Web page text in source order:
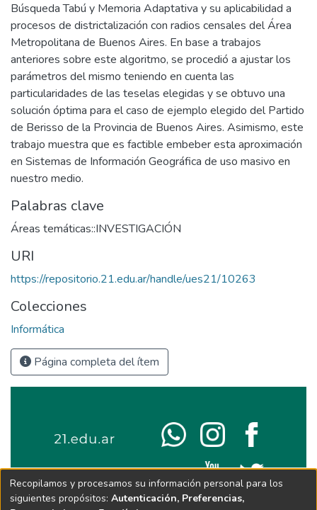
Búsqueda Tabú y Memoria Adaptativa y su aplicabilidad a
procesos de districtalización con radios censales del Área
Metropolitana de Buenos Aires. En base a trabajos
anteriores sobre este algoritmo, se procedió a ajustar los
parámetros del mismo teniendo en cuenta las
particularidades de las teselas elegidas y se obtuvo una
solución óptima para el caso de ejemplo elegido del Partido
de Berisso de la Provincia de Buenos Aires. Asimismo, este
trabajo muestra que es factible embeber esta aproximación
en Sistemas de Información Geográfica de uso masivo en
nuestro medio.
Palabras clave
Áreas temáticas::INVESTIGACIÓN
URI
https://repositorio.21.edu.ar/handle/ues21/10263
Colecciones
Informática
Página completa del ítem
Recopilamos y procesamos su información personal para los
siguientes propósitos: Autenticación, Preferencias,